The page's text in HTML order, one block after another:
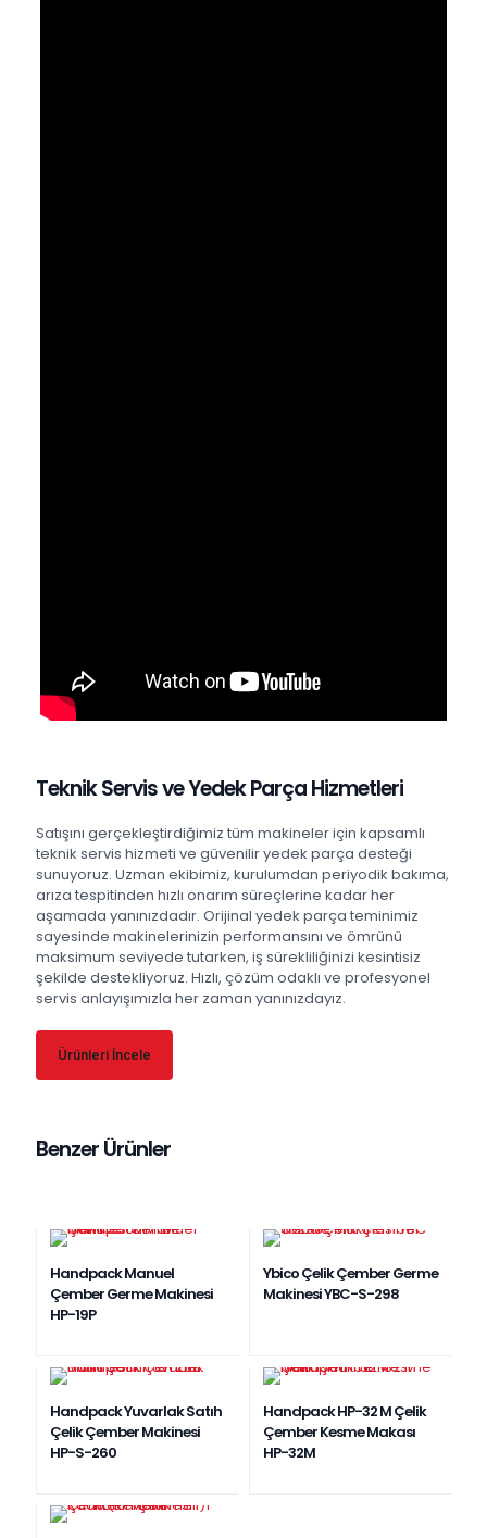
Teknik Servis ve Yedek Parça Hizmetleri
Satışını gerçekleştirdiğimiz tüm makineler için kapsamlı
teknik servis hizmeti ve güvenilir yedek parça desteği
sunuyoruz. Uzman ekibimiz, kurulumdan periyodik bakıma,
arıza tespitinden hızlı onarım süreçlerine kadar her
aşamada yanınızdadır. Orijinal yedek parça teminimiz
sayesinde makinelerinizin performansını ve ömrünü
maksimum seviyede tutarken, iş sürekliliğinizi kesintisiz
şekilde destekliyoruz. Hızlı, çözüm odaklı ve profesyonel
servis anlayışımızla her zaman yanınızdayız.
Ürünleri İncele
Benzer Ürünler
Handpack Manuel
Çember Germe Makinesi
HP-19P
Ybico Çelik Çember Germe
Makinesi YBC-S-298
Handpack Yuvarlak Satıh
Çelik Çember Makinesi
HP-S-260
Handpack HP-32 M Çelik
Çember Kesme Makası
HP-32M